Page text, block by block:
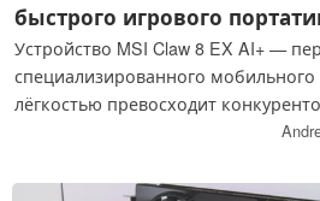
быстрого игрового
Устройство MSI Claw 8 EX AI+ —
специализированного мобильного
лёгкостью превосходит
процессора Arc G3 Extreme и
совершенно новый уровень. Даже